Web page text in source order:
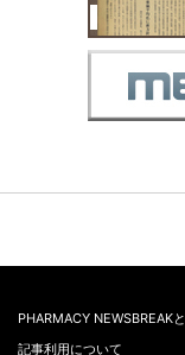
PHARMACY NEWSBREAK
記事利用について